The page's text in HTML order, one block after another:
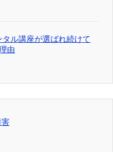
タル講座が選ばれ続けて
由
害